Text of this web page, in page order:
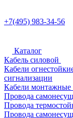
+7(495) 983-34-56
Каталог
Кабель силовой
Кабели
сигнализации
Кабели
Провода
Провода
Провода